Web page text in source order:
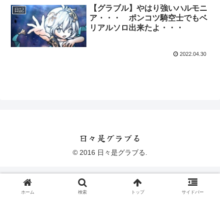
日記
【グラブル】やはり強いハルモニ
ア・・・ ポンコツ騎空士でもベ
リアルソロ出来たよ・・・
2022.04.30
日々是グラブる
© 2016 日々是グラブる.
ホーム 検索 トップ サイドバー